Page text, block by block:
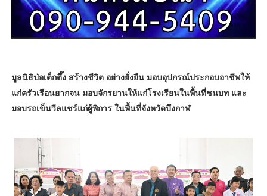
มูลนิธิป่อเต็กตึ๊ง สร้างชีวิต อย่างยั่งยืน มอบอุปกรณ์ประกอบอาชีพให้
แก่ครัวเรือนยากจน มอบจักรยานให้แก่โรงเรียนในพื้นที่ชนบท และ
มอบรถเข็นวีลแชร์แก่ผู้พิการ ในพื้นที่จังหวัดบึงกาฬ